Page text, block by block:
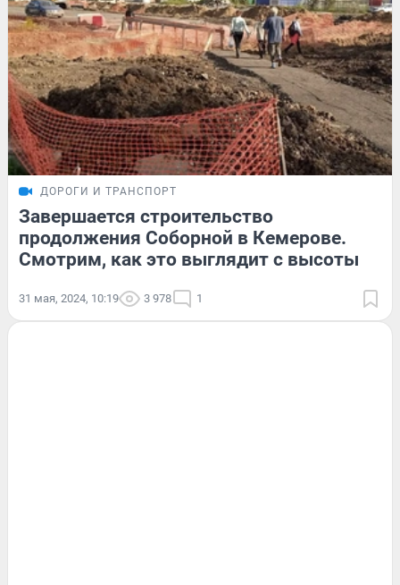
ДОРОГИ И ТРАНСПОРТ
Завершается строительство
продолжения Соборной в Кемерове.
Смотрим, как это выглядит с высоты
31 мая, 2024, 10:19 3 978 1